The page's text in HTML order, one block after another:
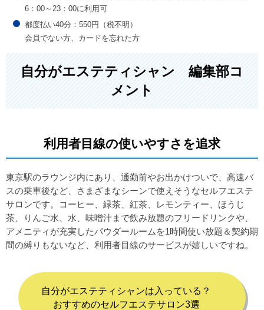
6：00～23：00に利用可
都度払い40分：550円（税不明）
会員でない方、カードを忘れた方
自分がエステティシャン 編集部コ
メント
利用者目線の使いやすさを追求
東京駅のラウンジ内にあり、通勤前やお出かけついで、高速バ
スの乗車後など、さまざまなシーンで使えそうなセルフエステ
サロンです。コーヒー、緑茶、紅茶、レモンティー、ほうじ
茶、りんご水、水、味噌汁まで飲み放題のフリードリンクや、
アメニティが充実したパウダールームを1時間使い放題＆契約期
間の縛りもないなど、利用者目線のサービスが嬉しいですね。
自分がエステティシャンは入っている？
おすすめのセルフエステサロン3選